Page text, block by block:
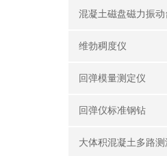
混凝土磁盘磁力振动
维勃稠度仪
回弹模量测定仪
回弹仪标准钢钻
大体积混凝土多路测